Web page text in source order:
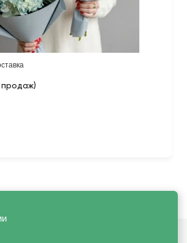
продаж)